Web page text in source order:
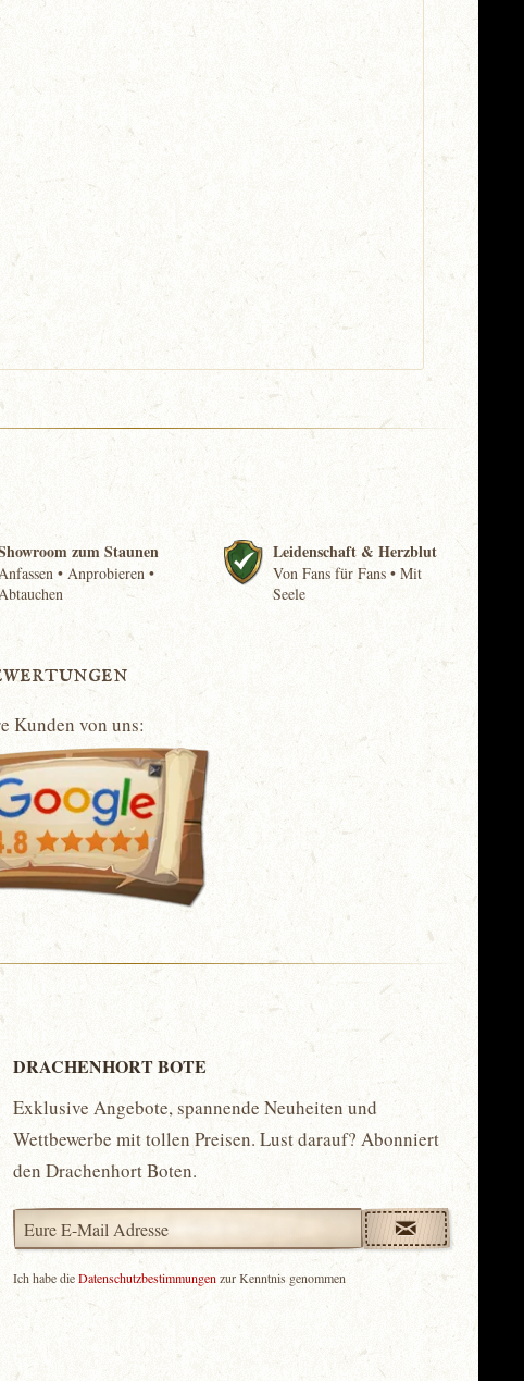
zum Staunen
• Anprobieren •
Leidenschaft & Herzblut
Von Fans für Fans • Mit
Seele
Kunden von uns:
DRACHENHORT BOTE
Exklusive Angebote, spannende Neuheiten und
Wettbewerbe mit tollen Preisen. Lust darauf? Abonniert
den Drachenhort Boten.
Ich habe dieDatenschutzbestimmungen zur Kenntnis genommen